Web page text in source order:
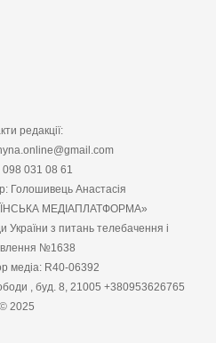
редакції:
098 031 08 61
Голошивець Анастасія
МЕДІАПЛАТФОРМА»
України з питань телебачення і
№1638
медіа: R40-06392
, буд. 8, 21005 +380953626765
© 2025